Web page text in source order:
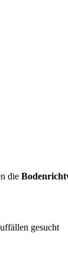
die
gesucht